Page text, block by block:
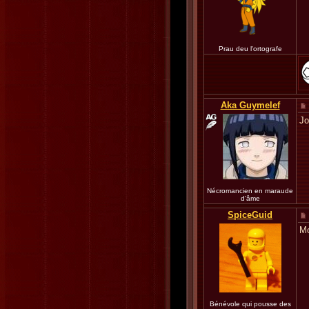
Prau deu l'ortografe
Aka Guymelef
Nécromancien en maraude
d'âme
SpiceGuid
Bénévole qui pousse des